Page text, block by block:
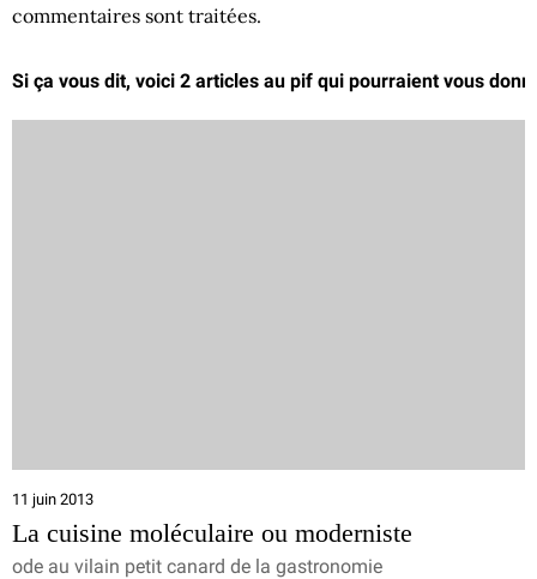
commentaires sont traitées.
Si ça vous dit, voici 2 articles au pif qui pourraient vous
11 juin 2013
La cuisine moléculaire ou moderniste
ode au vilain petit canard de la gastronomie